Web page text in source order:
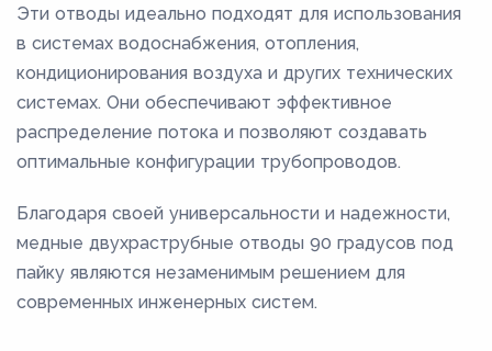
Эти отводы идеально подходят для использования
в системах водоснабжения, отопления,
кондиционирования воздуха и других технических
системах. Они обеспечивают эффективное
распределение потока и позволяют создавать
оптимальные конфигурации трубопроводов.
Благодаря своей универсальности и надежности,
медные двухраструбные отводы 90 градусов под
пайку являются незаменимым решением для
современных инженерных систем.